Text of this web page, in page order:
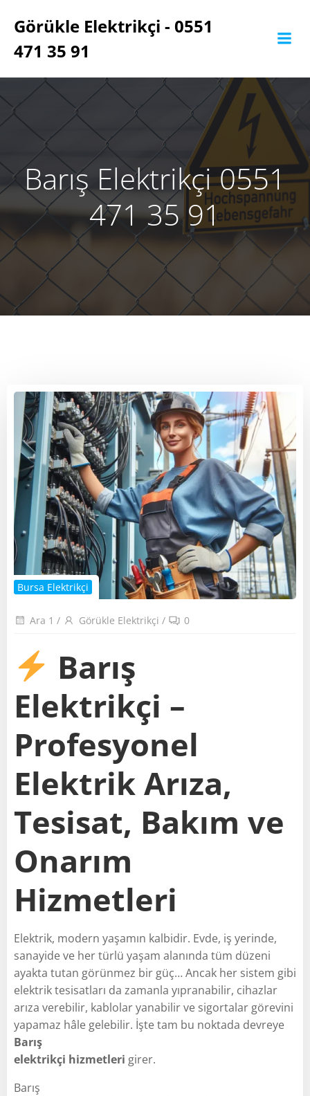
geç
Görükle Elektrikçi - 0551
471 35 91
Barış Elektrikçi 0551
471 35 91
Bursa Elektrikçi
Ara 1 / Görükle Elektrikçi / 0
Barış
Elektrikçi –
Profesyonel
Elektrik Arıza,
Tesisat, Bakım ve
Onarım
Hizmetleri
Elektrik, modern yaşamın kalbidir. Evde, iş yerinde,
sanayide ve her türlü yaşam alanında tüm düzeni
ayakta tutan görünmez bir güç… Ancak her sistem gibi
elektrik tesisatları da zamanla yıpranabilir, cihazlar
arıza verebilir, kablolar yanabilir ve sigortalar görevini
yapamaz hâle gelebilir. İşte tam bu noktada devreye
Barış
elektrikçi hizmetleri girer.
Barış